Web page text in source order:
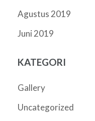
Agustus 2019
Juni 2019
KATEGORI
Gallery
Uncategorized